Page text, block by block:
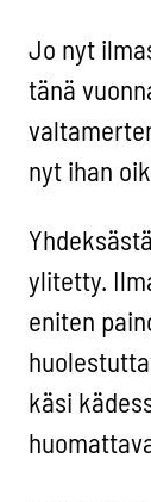
Jo nyt
tänä
nyt ihan
ylitetty.
eniten
käsi